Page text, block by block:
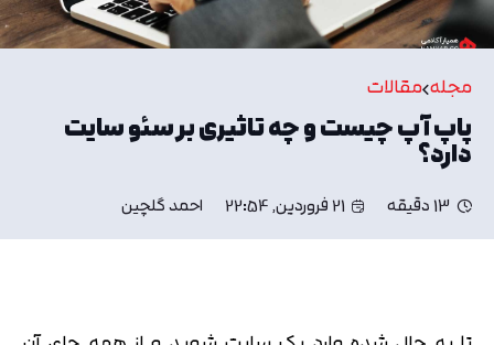
مجله مقالات
پاپ آپ چیست و چه تاثیری بر سئو سایت
دارد؟
13 دقیقه 21 فروردین, 22:54 احمد گلچین